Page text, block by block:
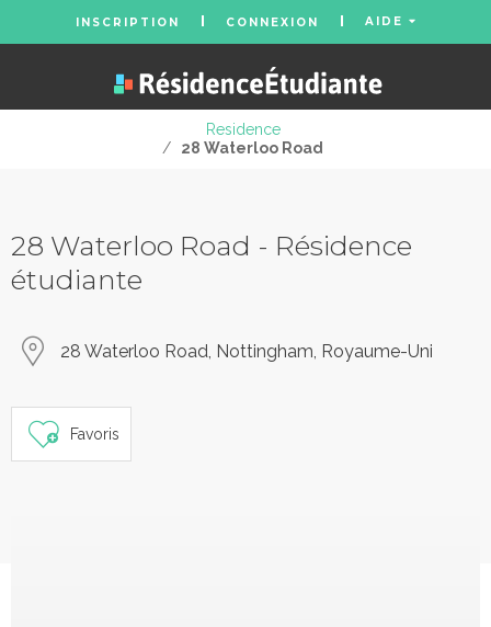
INSCRIPTION CONNEXION AIDE
Residence
/
28 Waterloo Road
28 Waterloo Road - Résidence
étudiante
28 Waterloo Road, Nottingham, Royaume-Uni
Favoris